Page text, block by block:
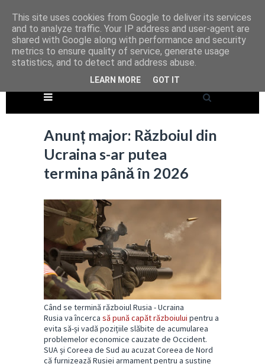
Anunț major: Războiul din
Ucraina s-ar putea
termina până în 2026
Când se termină războiul Rusia - Ucraina
Rusia va încerca să pună capăt războiului pentru a
evita să-și vadă pozițiile slăbite de acumularea
problemelor economice cauzate de Occident.
SUA și Coreea de Sud au acuzat Coreea de Nord
că furnizează Rusiei armament pentru a susține
This site uses cookies from Google to deliver its services
and to analyze traffic. Your IP address and user-agent are
shared with Google along with performance and security
metrics to ensure quality of service, generate usage
statistics, and to detect and address abuse.
LEARN MORE GOT IT